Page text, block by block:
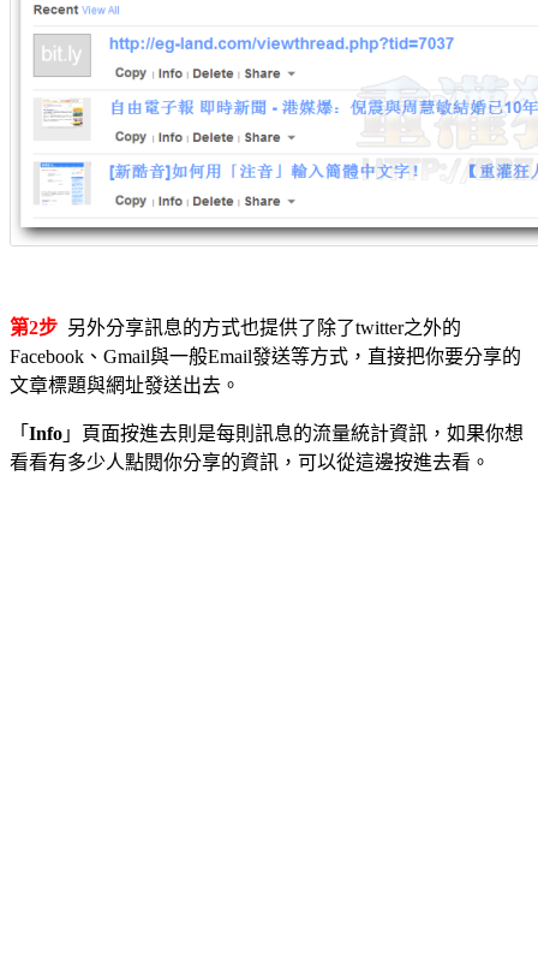
第2步 另外分享訊息的方式也提供了除了twitter之外的
Facebook、Gmail與一般Email發送等方式，直接把你要分享的
文章標題與網址發送出去。
「 Info 」頁面按進去則是每則訊息的流量統計資訊，如果你想
看看有多少人點閱你分享的資訊，可以從這邊按進去看。